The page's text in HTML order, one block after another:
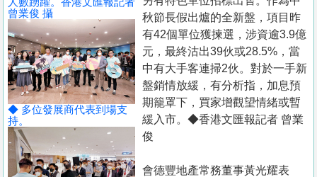
關
於
我
們
曾業俊 攝
◆ 多位發展商代表到場支
持。
秋節長假出爐的全新盤，項目昨
有42個單位獲揀選，涉資逾3.9億
元，最終沽出39伙或28.5%，當
中有大手客連掃2伙。對於一手新
盤銷情放緩，有分析指，加息預
期籠罩下，買家增觀望情緒或暫
緩入市。◆香港文匯報記者 曾業
俊
會德豐地產常務董事黃光耀表